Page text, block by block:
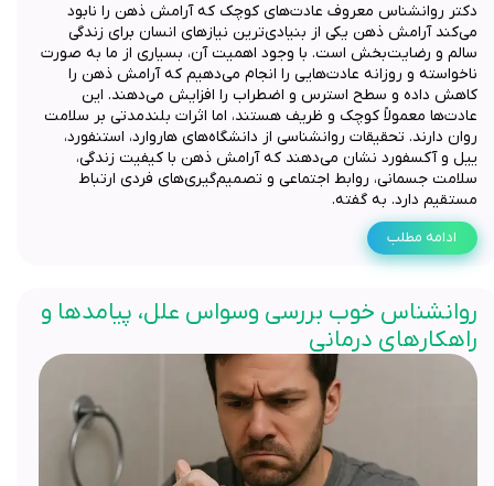
دکتر روانشناس معروف عادت‌های کوچک که آرامش ذهن را نابود
می‌کند آرامش ذهن یکی از بنیادی‌ترین نیازهای انسان برای زندگی
سالم و رضایت‌بخش است. با وجود اهمیت آن، بسیاری از ما به صورت
ناخواسته و روزانه عادت‌هایی را انجام می‌دهیم که آرامش ذهن را
کاهش داده و سطح استرس و اضطراب را افزایش می‌دهند. این
عادت‌ها معمولاً کوچک و ظریف هستند، اما اثرات بلندمدتی بر سلامت
روان دارند. تحقیقات روانشناسی از دانشگاه‌های هاروارد، استنفورد،
ییل و آکسفورد نشان می‌دهند که آرامش ذهن با کیفیت زندگی،
سلامت جسمانی، روابط اجتماعی و تصمیم‌گیری‌های فردی ارتباط
مستقیم دارد. به گفته‌.
ادامه مطلب
روانشناس خوب بررسی وسواس علل، پیامدها و
راهکارهای درمانی